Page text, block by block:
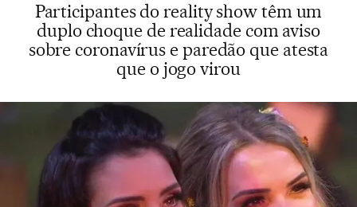
Participantes do reality show têm um
duplo choque de realidade com aviso
sobre coronavírus e paredão que atesta
que o jogo virou